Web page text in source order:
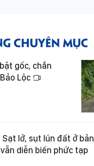
CHUYÊN MỤC
gốc, chắn
Lộc
Sạt lở, sụt lún đất ở bản
diễn biến phức tạp